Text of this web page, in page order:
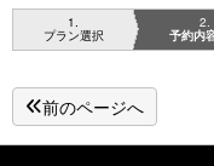
1
プラン選択
2
予約内
前のページへ